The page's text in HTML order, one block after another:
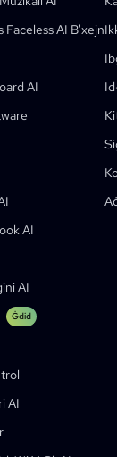
AI B'xejn
AI
AI
AI
Ġdid
AI